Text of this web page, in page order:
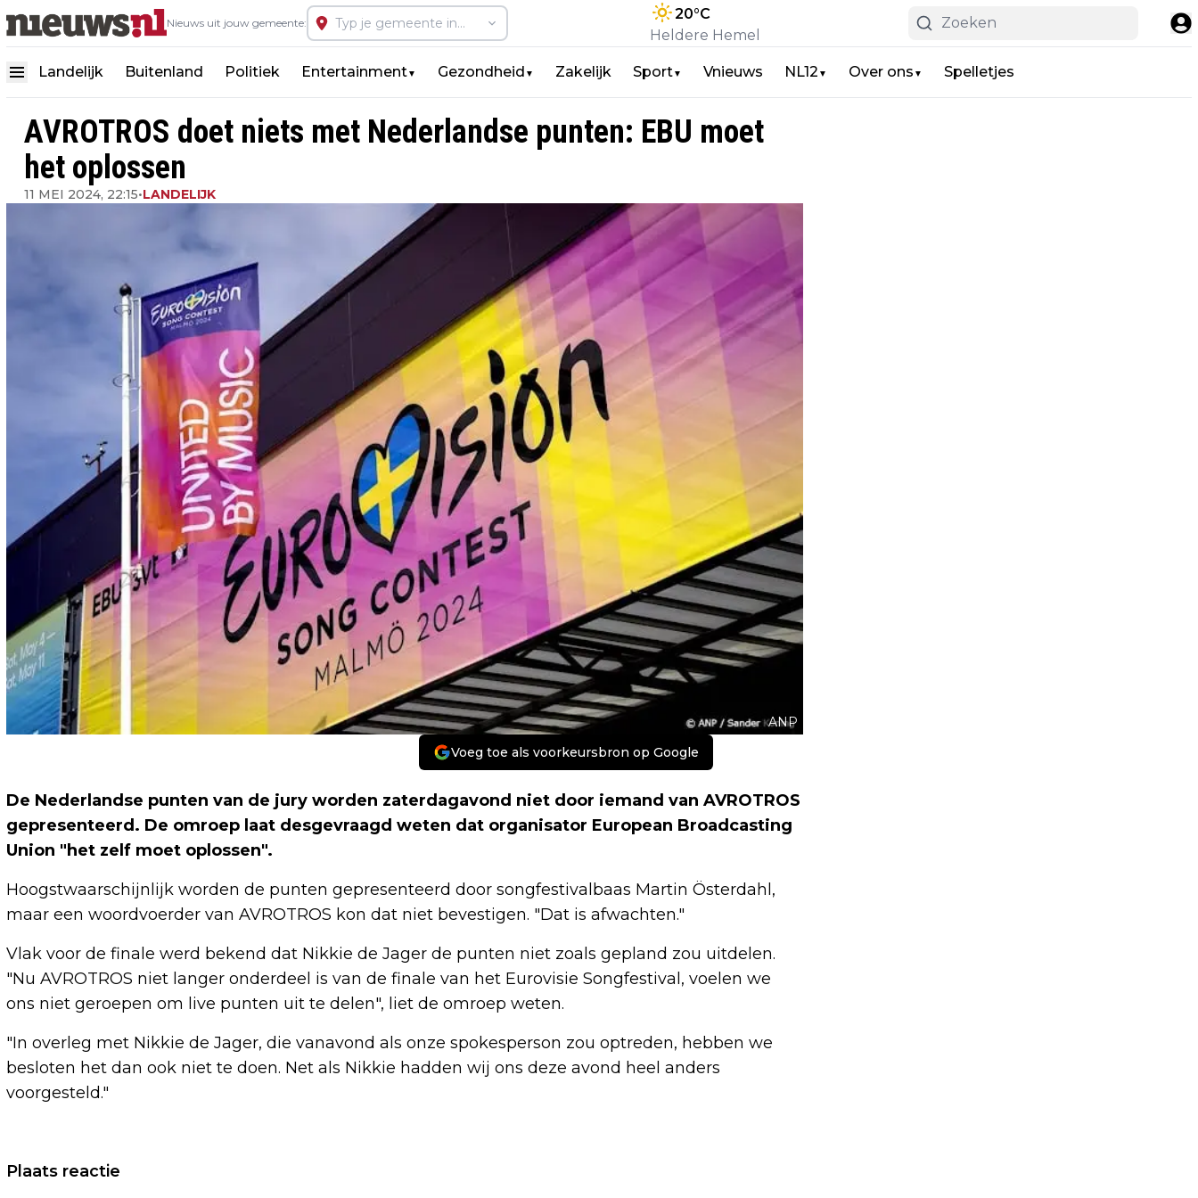
Nieuws uit jouw gemeente:
20°C
Heldere Hemel
Landelijk Buitenland Politiek Entertainment▼ Gezondheid ▼ Zakelijk Sport▼ Vnieuws NL12 ▼ Over ons ▼ Spelletjes
AVROTROS doet niets met Nederlandse punten: EBU moet
het oplossen
11 MEI 2024, 22:15•LANDELIJK
ANP
Voeg toe als voorkeursbron op Google
De Nederlandse punten van de jury worden zaterdagavond niet door iemand van AVROTROS
gepresenteerd. De omroep laat desgevraagd weten dat organisator European Broadcasting
Union "het zelf moet oplossen".
Hoogstwaarschijnlijk worden de punten gepresenteerd door songfestivalbaas Martin Österdahl,
maar een woordvoerder van AVROTROS kon dat niet bevestigen. "Dat is afwachten."
Vlak voor de finale werd bekend dat Nikkie de Jager de punten niet zoals gepland zou uitdelen.
"Nu AVROTROS niet langer onderdeel is van de finale van het Eurovisie Songfestival, voelen we
ons niet geroepen om live punten uit te delen", liet de omroep weten.
"In overleg met Nikkie de Jager, die vanavond als onze spokesperson zou optreden, hebben we
besloten het dan ook niet te doen. Net als Nikkie hadden wij ons deze avond heel anders
voorgesteld."
Vorig artikel
Plaats reactie